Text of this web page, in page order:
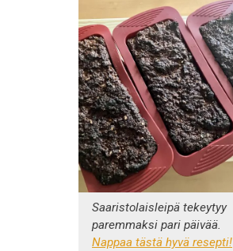
Saaristolaisleipä tekeytyy
paremmaksi pari päivää.
Nappaa tästä hyvä resepti!